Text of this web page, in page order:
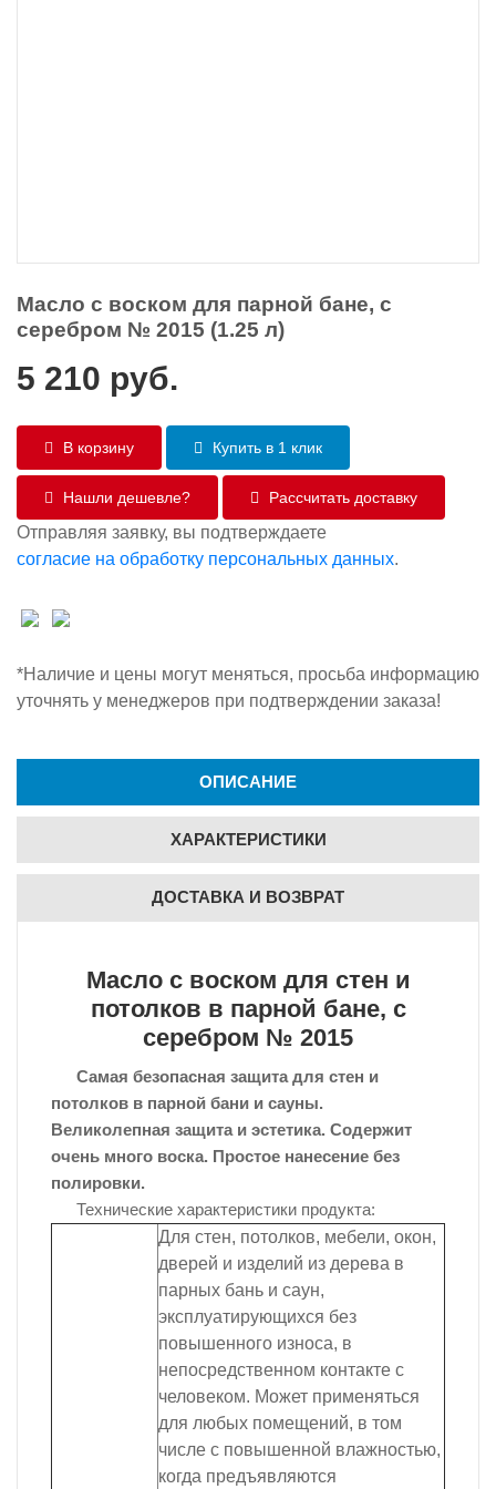
Масло с воском для парной бане, с
серебром № 2015 (1.25 л)
5 210 руб.
В корзину Купить в 1 клик
Нашли дешевле? Рассчитать доставку
Отправляя заявку, вы подтверждаете
согласие на обработку персональных данных.
*Наличие и цены могут меняться, просьба информацию
уточнять у менеджеров при подтверждении заказа!
ОПИСАНИЕ
ХАРАКТЕРИСТИКИ
ДОСТАВКА И ВОЗВРАТ
Масло с воском для стен и
потолков в парной бане, с
серебром № 2015
Самая безопасная защита для стен и
потолков в парной бани и сауны.
Великолепная защита и эстетика. Содержит
очень много воска. Простое нанесение без
полировки.
Технические характеристики продукта:
Для стен, потолков, мебели, окон,
дверей и изделий из дерева в
парных бань и саун,
эксплуатирующихся без
повышенного износа, в
непосредственном контакте с
человеком. Может применяться
для любых помещений, в том
числе с повышенной влажностью,
когда предъявляются